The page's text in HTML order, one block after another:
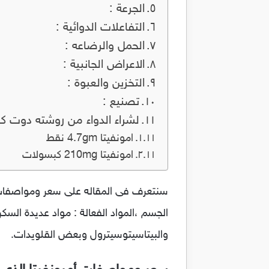
الجرعة :
التفاعلات الدوائية :
الحمل والرضاعه :
الاعراض الجانبية :
التخزين والعبوة :
تصنيع :
لشراء الدواء من روشته دوت
امونفيتا 4.7gm نقط
امونفيتا 210mg كبسولات
الجسم ،المواد الفعالة : مواد عديدة
والبيتاسيتوسيترول وبعض القلويدات.